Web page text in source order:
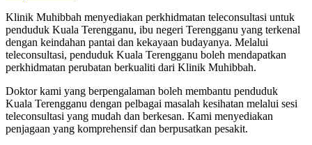
Klinik Muhibbah menyediakan perkhidmatan teleconsultasi untuk
penduduk Kuala Terengganu, ibu negeri Terengganu yang terkenal
dengan keindahan pantai dan kekayaan budayanya. Melalui
teleconsultasi, penduduk Kuala Terengganu boleh mendapatkan
perkhidmatan perubatan berkualiti dari Klinik Muhibbah.
Doktor kami yang berpengalaman boleh membantu penduduk
Kuala Terengganu dengan pelbagai masalah kesihatan melalui sesi
teleconsultasi yang mudah dan berkesan. Kami menyediakan
penjagaan yang komprehensif dan berpusatkan pesakit.